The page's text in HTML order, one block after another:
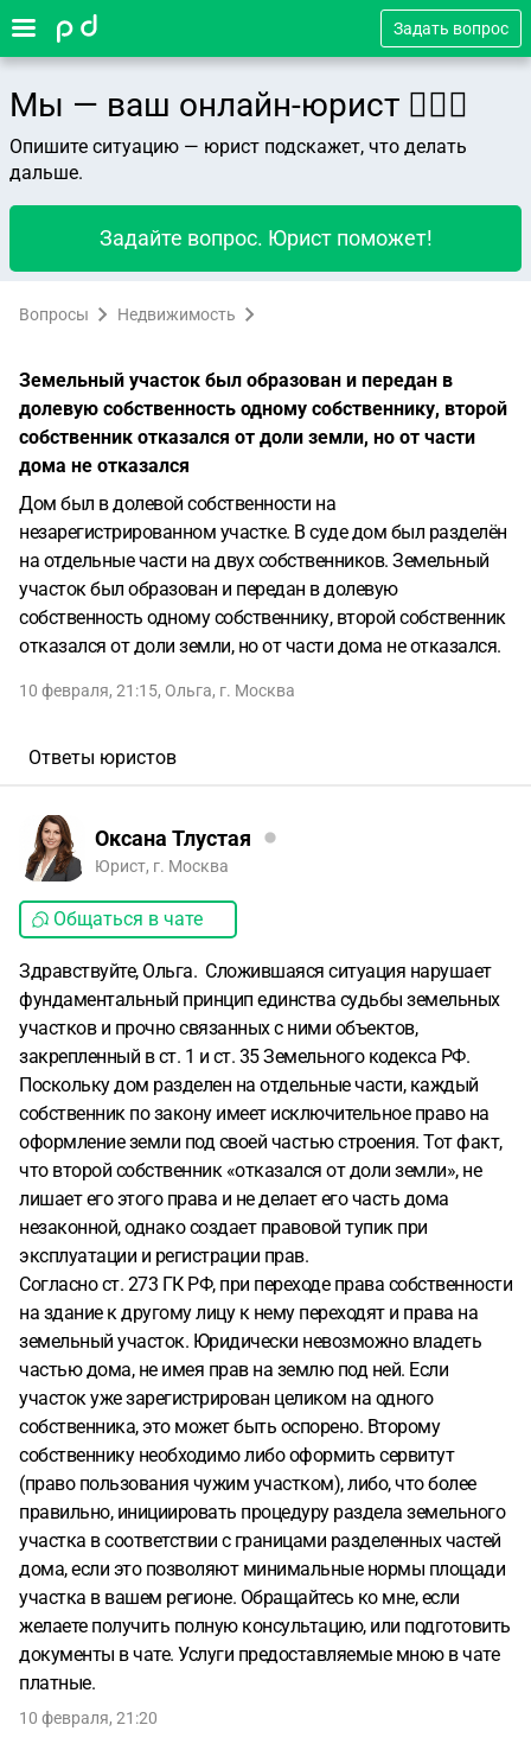
Задать вопрос
Мы — ваш онлайн-юрист 👨🏻‍⚖️
Опишите ситуацию — юрист подскажет, что делать
дальше.
Задайте вопрос. Юрист поможет!
Вопросы Недвижимость
Земельный участок был образован и передан в
долевую собственность одному собственнику, второй
собственник отказался от доли земли, но от части
дома не отказался
Дом был в долевой собственности на
незарегистрированном участке. В суде дом был разделён
на отдельные части на двух собственников. Земельный
участок был образован и передан в долевую
собственность одному собственнику, второй собственник
отказался от доли земли, но от части дома не отказался.
10 февраля, 21:15, Ольга, г. Москва
Ответы юристов
Оксана Тлустая
Юрист, г. Москва
Общаться в чате
Здравствуйте, Ольга. Сложившаяся ситуация нарушает
фундаментальный принцип единства судьбы земельных
участков и прочно связанных с ними объектов,
закрепленный в ст. 1 и ст. 35 Земельного кодекса РФ.
Поскольку дом разделен на отдельные части, каждый
собственник по закону имеет исключительное право на
оформление земли под своей частью строения. Тот факт,
что второй собственник «отказался от доли земли», не
лишает его этого права и не делает его часть дома
незаконной, однако создает правовой тупик при
эксплуатации и регистрации прав.
Согласно ст. 273 ГК РФ, при переходе права собственности
на здание к другому лицу к нему переходят и права на
земельный участок. Юридически невозможно владеть
частью дома, не имея прав на землю под ней. Если
участок уже зарегистрирован целиком на одного
собственника, это может быть оспорено. Второму
собственнику необходимо либо оформить сервитут
(право пользования чужим участком), либо, что более
правильно, инициировать процедуру раздела земельного
участка в соответствии с границами разделенных частей
дома, если это позволяют минимальные нормы площади
участка в вашем регионе. Обращайтесь ко мне, если
желаете получить полную консультацию, или подготовить
документы в чате. Услуги предоставляемые мною в чате
платные.
10 февраля, 21:20